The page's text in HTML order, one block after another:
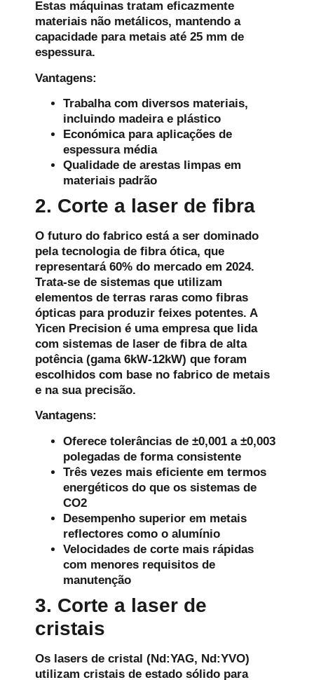
Estas máquinas tratam eficazmente
materiais não metálicos, mantendo a
capacidade para metais até 25 mm de
espessura.
Vantagens:
Trabalha com diversos materiais,
incluindo madeira e plástico
Económica para aplicações de
espessura média
Qualidade de arestas limpas em
materiais padrão
2. Corte a laser de fibra
O futuro do fabrico está a ser dominado
pela tecnologia de fibra ótica, que
representará 60% do mercado em 2024.
Trata-se de sistemas que utilizam
elementos de terras raras como fibras
ópticas para produzir feixes potentes. A
Yicen Precision é uma empresa que lida
com sistemas de laser de fibra de alta
potência (gama 6kW-12kW) que foram
escolhidos com base no fabrico de metais
e na sua precisão.
Vantagens:
Oferece tolerâncias de ±0,001 a ±0,003
polegadas de forma consistente
Três vezes mais eficiente em termos
energéticos do que os sistemas de
CO2
Desempenho superior em metais
reflectores como o alumínio
Velocidades de corte mais rápidas
com menores requisitos de
manutenção
3. Corte a laser de
cristais
Os lasers de cristal (Nd:YAG, Nd:YVO)
utilizam cristais de estado sólido para